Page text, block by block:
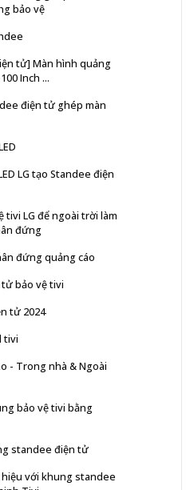
bảo vệ
tử] Màn hình quảng
Inch ...
điện tử ghép màn
LG tạo Standee điện
tivi LG để ngoài trời làm
đứng
đứng quảng cáo
bảo vệ tivi
tử 2024
tivi
- Trong nhà & Ngoài
bảo vệ tivi bằng
standee điện tử
với khung standee